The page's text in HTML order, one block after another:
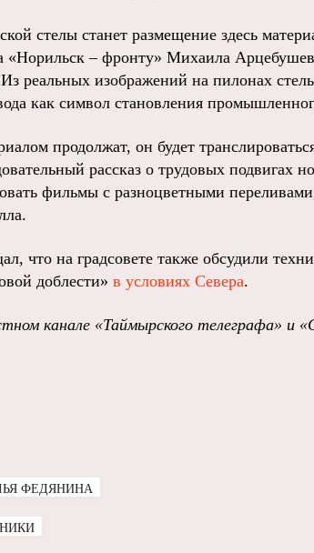
стелы станет размещение здесь
«Норильск – фронту» Михаила
реальных изображений на пилонах
как символ становления
продолжат, он будет
рассказ о трудовых подвигах
фильмы с разноцветными
что на градсовете также обсудили
доблести» в условиях Севера.
канале «Таймырского телеграфа» и
ФЕДЯНИНА